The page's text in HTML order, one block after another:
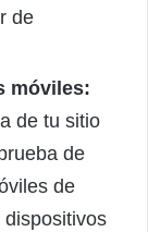
de
móviles:
de tu sitio
de
de